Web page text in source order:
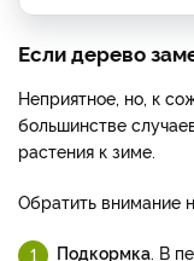
Если дерево
Неприятное, но, к
большинстве
растения к зиме.
Обратить внимание
Подкормка . В